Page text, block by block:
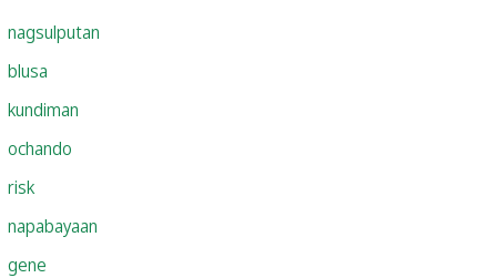
nagsulputan
blusa
kundiman
ochando
risk
napabayaan
gene